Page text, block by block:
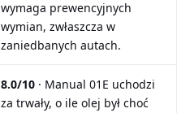
wymaga prewencyjnych
wymian, zwłaszcza w
zaniedbanych autach.
8.0/10 · Manual 01E uchodzi
za trwały, o ile olej był choć